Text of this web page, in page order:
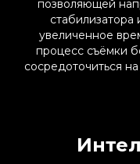
позволяющей
увеличенное
процесс съёмки
сосредоточиться